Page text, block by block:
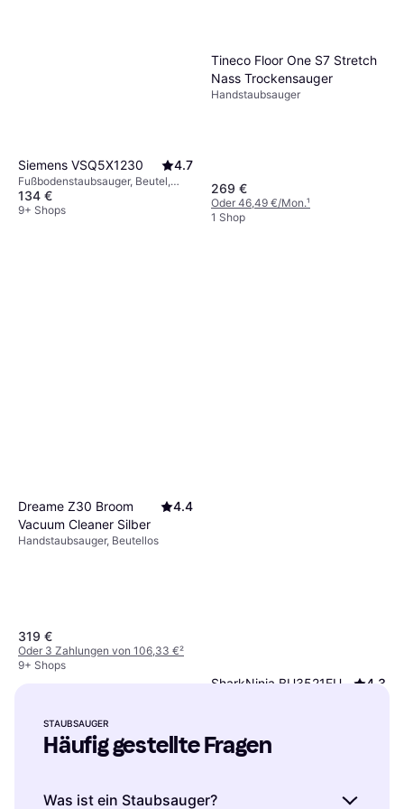
Siemens VSQ5X1230 4.7
Fußbodenstaubsauger, Beutel,
850W, 70 dB
134 €
9+ Shops
Tineco Floor One S7 Stretch
Nass Trockensauger
Handstaubsauger
269 €
Oder 46,49 €/Mon.¹
1 Shop
Dreame Z30 Broom
Vacuum Cleaner Silber
4.4
Handstaubsauger, Beutellos
319 €
Oder 3 Zahlungen von 106,33 €²
9+ Shops
SharkNinja BU3521EU
4.3
9+ Shops
STAUBSAUGER
Häufig gestellte Fragen
Was ist ein Staubsauger?